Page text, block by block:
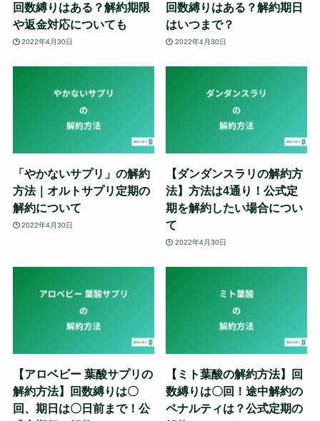
回数縛りはある？解約期限
や返金対応についても
2022年4月30日
回数縛りはある？解約期日
はいつまで？
2022年4月30日
「やかないサプリ」の解約
方法｜オルトサプリ定期の
解約について
2022年4月30日
【ダンダンスラリの解約方
法】方法は4通り！公式定
期を解約したい場合につい
て
2022年4月30日
【アロベビー 葉酸サプリの
解約方法】回数縛りは〇
回、期日は〇日前まで！公
【ミト葉酸の解約方法】回
数縛りは〇回！途中解約の
ペナルティは？公式定期の